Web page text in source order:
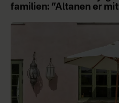
familien: ”Altanen er